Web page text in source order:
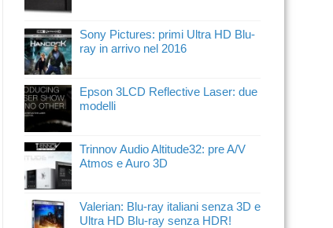
Sony Pictures: primi Ultra HD Blu-
ray in arrivo nel 2016
Epson 3LCD Reflective Laser: due
modelli
Trinnov Audio Altitude32: pre A/V
Atmos e Auro 3D
Valerian: Blu-ray italiani senza 3D e
Ultra HD Blu-ray senza HDR!